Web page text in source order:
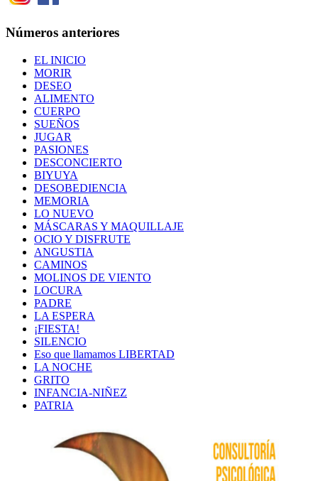
Números anteriores
EL INICIO
MORIR
DESEO
ALIMENTO
CUERPO
SUEÑOS
JUGAR
PASIONES
DESCONCIERTO
BIYUYA
DESOBEDIENCIA
MEMORIA
LO NUEVO
MÁSCARAS Y MAQUILLAJE
OCIO Y DISFRUTE
ANGUSTIA
CAMINOS
MOLINOS DE VIENTO
LOCURA
PADRE
LA ESPERA
¡FIESTA!
SILENCIO
Eso que llamamos LIBERTAD
LA NOCHE
GRITO
INFANCIA-NIÑEZ
PATRIA